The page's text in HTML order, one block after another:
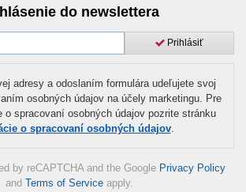
do newslettera
Prihlásiť
adresy a odoslaním formulára udeľujete svoj
osobných údajov na účely marketingu. Pre
o spracovaní osobných údajov pozrite stránku
o spracovaní osobných údajov.
by reCAPTCHA and the Google Privacy Policy
and Terms of Service apply.